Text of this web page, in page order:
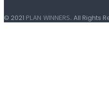
© 2021 PLAN WINNERS. All Rights